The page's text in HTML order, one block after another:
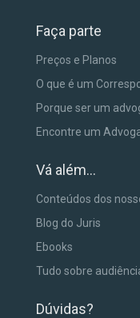
Faça parte
Preços e Planos
O que é um
Porque ser um
Encontre um
Vá além...
Conteúdos dos
Blog do Juris
Ebooks
Tudo sobre
Dúvidas?